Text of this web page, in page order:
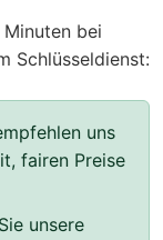
bei
Schlüsseldienst:
uns
fairen Preise
unsere